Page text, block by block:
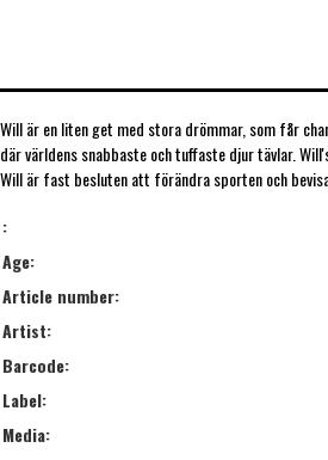
Will är en liten get med stora drömmar, som får
där världens snabbaste och tuffaste djur tävlar.
Will är fast besluten att förändra sporten och
:
Age:
Article number:
Artist:
Barcode:
Label:
Media: